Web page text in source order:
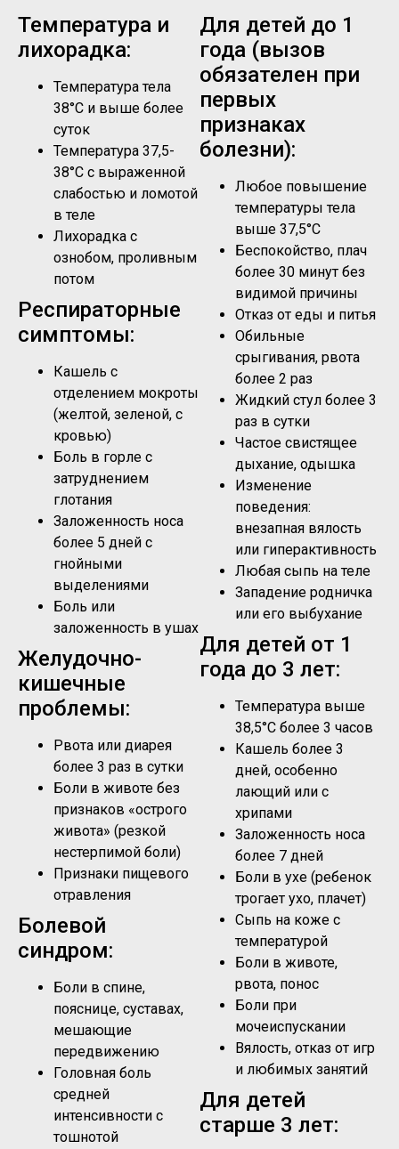
Температура и
лихорадка:
Температура тела
38°C и выше более
суток
Температура 37,5-
38°C с выраженной
слабостью и ломотой
в теле
Лихорадка с
ознобом, проливным
потом
Респираторные
симптомы:
Кашель с
отделением мокроты
(желтой, зеленой, с
кровью)
Боль в горле с
затруднением
глотания
Заложенность носа
более 5 дней с
гнойными
выделениями
Боль или
заложенность в ушах
Желудочно-
кишечные
проблемы:
Рвота или диарея
более 3 раз в сутки
Боли в животе без
признаков «острого
живота» (резкой
нестерпимой боли)
Признаки пищевого
отравления
Болевой
синдром:
Боли в спине,
пояснице, суставах,
мешающие
передвижению
Головная боль
средней
интенсивности с
тошнотой
Для детей до 1
года (вызов
обязателен при
первых
признаках
болезни):
Любое повышение
температуры тела
выше 37,5°C
Беспокойство, плач
более 30 минут без
видимой причины
Отказ от еды и питья
Обильные
срыгивания, рвота
более 2 раз
Жидкий стул более 3
раз в сутки
Частое свистящее
дыхание, одышка
Изменение
поведения:
внезапная вялость
или гиперактивность
Любая сыпь на теле
Западение родничка
или его выбухание
Для детей от 1
года до 3 лет:
Температура выше
38,5°C более 3 часов
Кашель более 3
дней, особенно
лающий или с
хрипами
Заложенность носа
более 7 дней
Боли в ухе (ребенок
трогает ухо, плачет)
Сыпь на коже с
температурой
Боли в животе,
рвота, понос
Боли при
мочеиспускании
Вялость, отказ от игр
и любимых занятий
Для детей
старше 3 лет: